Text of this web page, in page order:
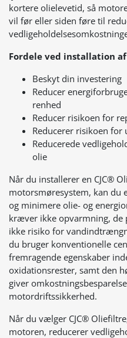
kortere olielevetid, så
vil før eller siden føre til
Fordele ved installation af
Beskyt din investering
Reducer
renhed
Reducer risikoen for
Reducerer risikoen
Reducerede
olie
Når du installerer en CJC®
motorsmøresystem, kan du
og minimere olie- og
kræver ikke opvarmning, de
ikke risiko for
du bruger konventionelle
fremragende egenskaber
oxidationsrester, samt den
giver
motordriftssikkerhed.
Når du vælger CJC®
motoren, reducerer